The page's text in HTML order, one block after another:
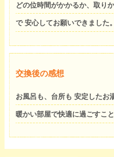
どの位時間がかかるか、取り
で 安心してお願いできました。
交換後の感想
お風呂も、台所も 安定したお
暖かい部屋で快適に過ごすこと